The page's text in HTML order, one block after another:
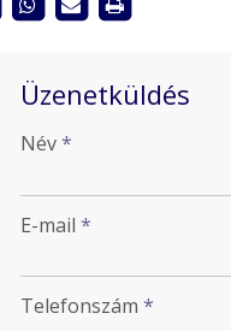
Üzenetküldés
Név*
E-mail *
Telefonszám *